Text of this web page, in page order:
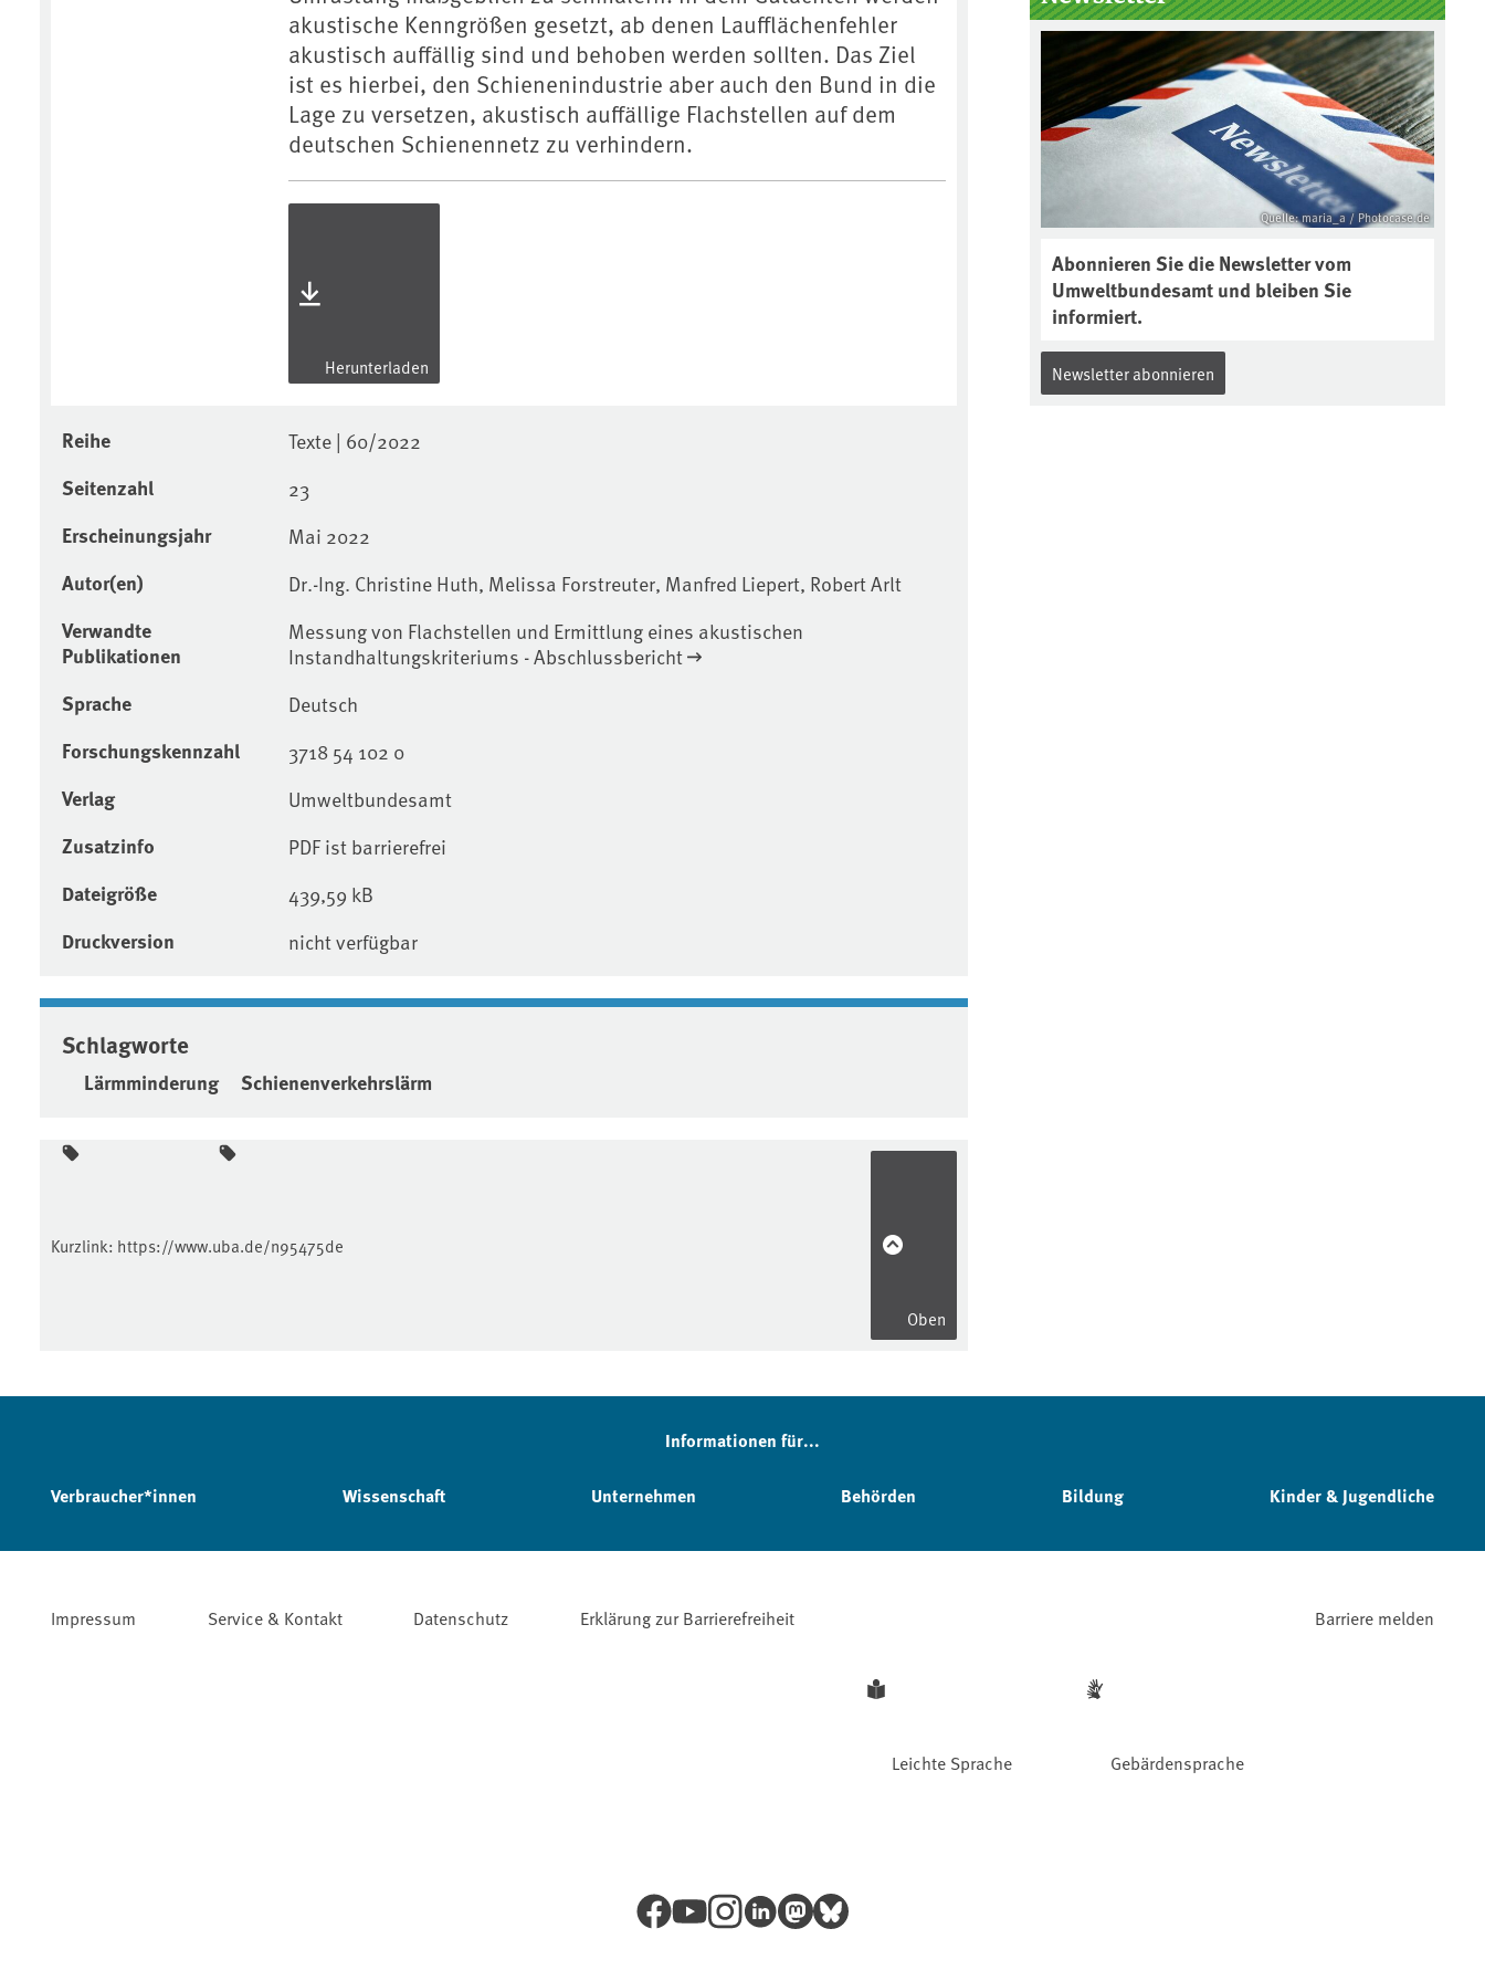
akustische Kenngrößen gesetzt, ab denen Laufflächenfehler
akustisch auffällig sind und behoben werden sollten. Das Ziel
ist es hierbei, den Schienenindustrie aber auch den Bund in die
Lage zu versetzen, akustisch auffällige Flachstellen auf dem
deutschen Schienennetz zu verhindern.
Herunterladen
Reihe Texte | 60/2022
Seitenzahl 23
Erscheinungsjahr Mai 2022
Autor(en) Dr.-Ing. Christine Huth, Melissa Forstreuter, Manfred Liepert, Robert Arlt
Verwandte
Publikationen
Messung von Flachstellen und Ermittlung eines akustischen
Instandhaltungskriteriums - Abschlussbericht
Sprache Deutsch
Forschungskennzahl 3718 54 102 0
Verlag Umweltbundesamt
Zusatzinfo PDF ist barrierefrei
Dateigröße 439,59 kB
Druckversion nicht verfügbar
Schlagworte
Lärmminderung Schienenverkehrslärm
Boden des Jahres ausgewählt und
was passiert eigentlich während
eines solchen Bodenjahres? Infos
dazu gibt es im aktuellen Podcast
„Soilcast“. Jetzt reinhören:
https://soilcast.de/interview/sc20
2-interview-die-kuer-der-krume/
Quelle: maria_a / Photocase.de
Abonnieren Sie die Newsletter vom
Umweltbundesamt und bleiben Sie
informiert.
Newsletter abonnieren
Kurzlink: https://www.uba.de/n95475de
Oben
Informationen für...
Verbraucher*innen Wissenschaft Unternehmen Behörden Bildung Kinder & Jugendliche
Impressum Service & Kontakt Datenschutz Erklärung zur Barrierefreiheit
Leichte Sprache Gebärdensprache
Barriere melden